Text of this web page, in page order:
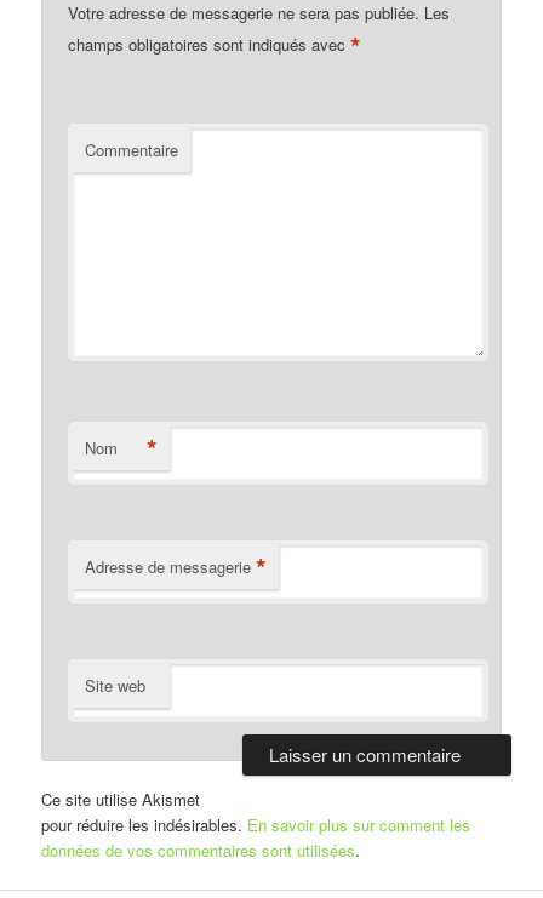
Votre adresse de messagerie ne sera pas publiée. Les
champs obligatoires sont indiqués avec*
Commentaire
Nom *
Adresse de messagerie *
Site web
Ce site utilise Akismet
pour réduire les indésirables. En savoir plus sur comment les
données de vos commentaires sont utilisées.